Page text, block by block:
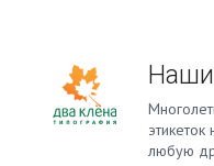
Готовая